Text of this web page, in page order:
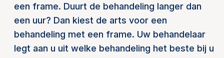
een frame. Duurt de behandeling langer dan
een uur? Dan kiest de arts voor een
behandeling met een frame. Uw behandelaar
legt aan u uit welke behandeling het beste bij u